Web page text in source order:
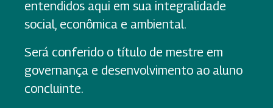
entendidos aqui em sua integralidade
social, econômica e ambiental.
Será conferido o título de mestre em
governança e desenvolvimento ao aluno
concluinte.